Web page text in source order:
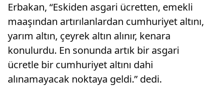
Erbakan, “Eskiden asgari ücretten, emekli
maaşından artırılanlardan cumhuriyet altını,
yarım altın, çeyrek altın alınır, kenara
konulurdu. En sonunda artık bir asgari
ücretle bir cumhuriyet altını dahi
alınamayacak noktaya geldi.” dedi.